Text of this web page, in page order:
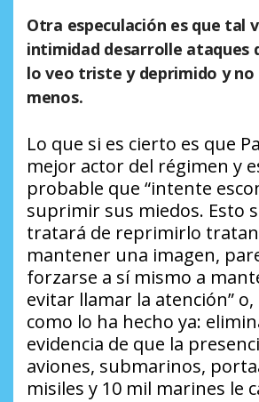
Otra especulación es que tal
intimidad desarrolle ataques
lo veo triste y deprimido y no
menos.
Lo que si es cierto es que
mejor actor del régimen y
probable que “intente
suprimir sus miedos. Esto
tratará de reprimirlo
mantener una imagen,
forzarse a sí mismo a
evitar llamar la atención” o,
como lo ha hecho ya:
evidencia de que la
aviones, submarinos,
misiles y 10 mil marines le